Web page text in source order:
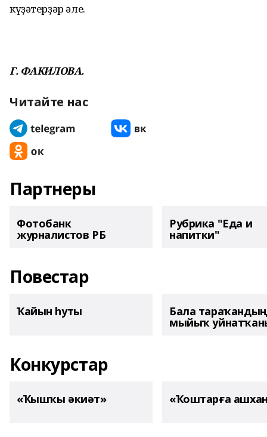
күҙәтерҙәр әле.
Г. ФАКИЛОВА.
Читайте нас
Партнеры
Фотобанк
журналистов РБ
Рубрика "Еда и
напитки"
Повестар
Ҡайын һуты Бала тараҡандың
мыйыҡ
Конкурстар
«Ҡышҡы әкиәт» «Ҡоштарға